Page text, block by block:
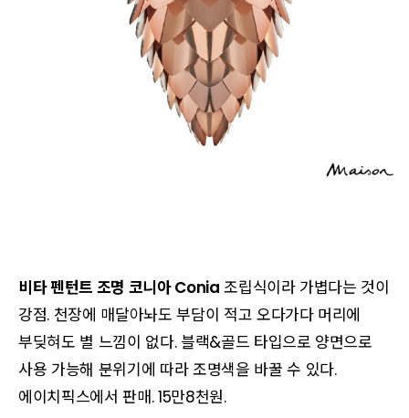
비타 펜턴트 조명 코니아 Conia 조립식이라 가볍다는 것이
강점. 천장에 매달아놔도 부담이 적고 오다가다 머리에
부딪혀도 별 느낌이 없다. 블랙&골드 타입으로 양면으로
사용 가능해 분위기에 따라 조명색을 바꿀 수 있다.
에이치픽스에서 판매. 15만8천원.